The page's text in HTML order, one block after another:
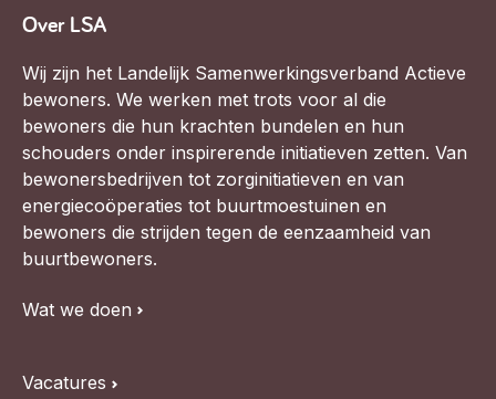
Over LSA
Wij zijn het Landelijk Samenwerkingsverband Actieve
bewoners. We werken met trots voor al die
bewoners die hun krachten bundelen en hun
schouders onder inspirerende initiatieven zetten. Van
bewonersbedrijven tot zorginitiatieven en van
energiecoöperaties tot buurtmoestuinen en
bewoners die strijden tegen de eenzaamheid van
buurtbewoners.
Wat we doen
Vacatures